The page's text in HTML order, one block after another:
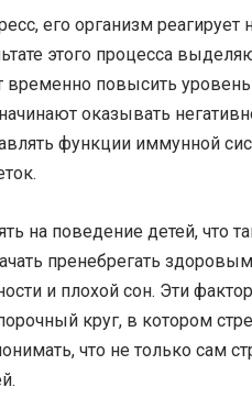
его организм
этого процесса
повысить
оказывать
функции иммунной
на поведение детей, что
пренебрегать
и плохой сон. Эти
круг, в котором
что не только сам